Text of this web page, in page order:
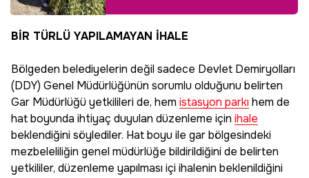
üründe hasat başladı!
talep patlaması
BİR TÜRLÜ YAPILAMAYAN İHALE
Bölgeden belediyelerin değil sadece Devlet Demiryolları
(DDY) Genel Müdürlüğünün sorumlu olduğunu belirten
Gar Müdürlüğü yetkilileri de, hem istasyon parkıhem de
hat boyunda ihtiyaç duyulan düzenleme için ihale
beklendiğini söylediler. Hat boyu ile gar bölgesindeki
mezbeleliliğin genel müdürlüğe bildirildiğini de belirten
yetkililer, düzenleme yapılması içi ihalenin beklenildiğini